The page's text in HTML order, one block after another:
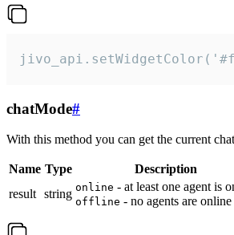
chatMode#
With this method you can get the current
Name Type
Description
result string online - at least one agent is
offline - no agents are online